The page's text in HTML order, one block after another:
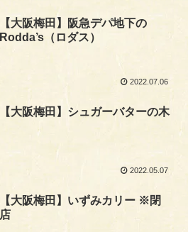
【大阪梅田】阪急デパ地下の
Rodda’s（ロダス）
2022.07.06
【大阪梅田】シュガーバターの木
2022.05.07
【大阪梅田】いずみカリー ※閉
店